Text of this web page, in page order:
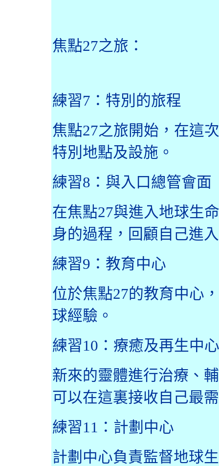
焦點27之旅：
練習7 ：特別的旅程
焦點27之旅開始，在這
特別地點及設施。
練習8 ：與入口總管會面
在焦點27與進入地球生
身的過程，回顧自己進
練習9 ：教育中心
位於焦點27的教育中心
球經驗。
練習10 ：療癒及再生中心
新來的靈體進行治療、
可以在這裏接收自己最
練習11 ：計劃中心
計劃中心負責監督地球